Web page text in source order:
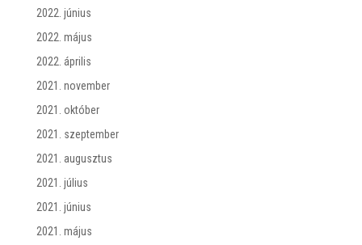
2022. június
2022. május
2022. április
2021. november
2021. október
2021. szeptember
2021. augusztus
2021. július
2021. június
2021. május